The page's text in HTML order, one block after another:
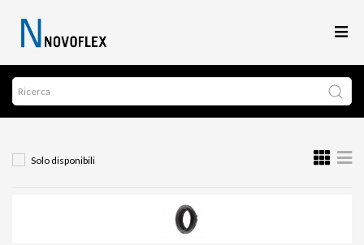
Solo disponibili